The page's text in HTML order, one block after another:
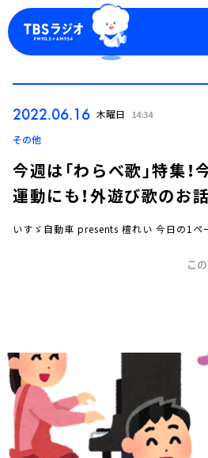
お知らせ
イベント・グッズ
YouTube
会社情報
2022.06.16 木曜日 14:34
その他
今週は「わらべ歌」特集！
運動にも！外遊び歌のお話
いすゞ自動車 presents 檀れい 今日の1ペ
こ